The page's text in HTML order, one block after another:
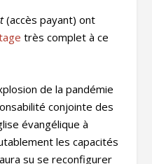
(accès payant) ont
très complet à ce
de la pandémie
conjointe des
évangélique à
les capacités
su se reconfigurer